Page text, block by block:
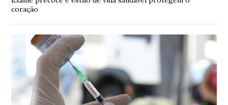
coração